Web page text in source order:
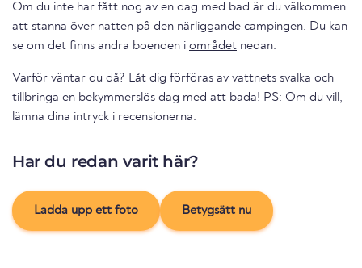
Om du inte har fått nog av en dag med bad är du välkommen
att stanna över natten på den närliggande campingen. Du kan
se om det finns andra boenden i området nedan.
Varför väntar du då? Låt dig förföras av vattnets svalka och
tillbringa en bekymmerslös dag med att bada! PS: Om du vill,
lämna dina intryck i recensionerna.
Har du redan varit här?
Ladda upp ett foto Betygsätt nu